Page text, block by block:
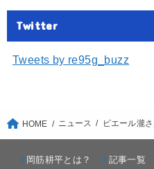
Twitter
Tweets by re95g_buzz
HOME ニュース ピエール瀧
岡筋耕平とは？ 記事一覧